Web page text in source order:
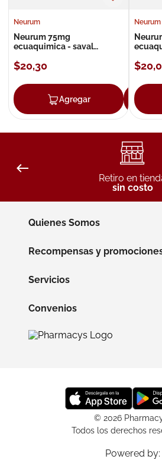
Neurum
Neurum 75mg
ecuaquimica - saval
$20,30
Agregar
Neurum
$20,
Retiro en
sin costo
Quienes Somos
Recompensas y
Servicios
Convenios
© 2026
Todos los derechos
Powered by: